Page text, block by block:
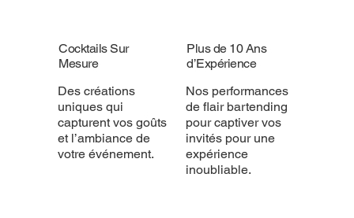
Cocktails Sur
Mesure
Des créations
uniques qui
capturent vos goûts
et l’ambiance de
votre événement.
Plus de 10 Ans
d’Expérience
Nos performances
de flair bartending
pour captiver vos
invités pour une
expérience
inoubliable.